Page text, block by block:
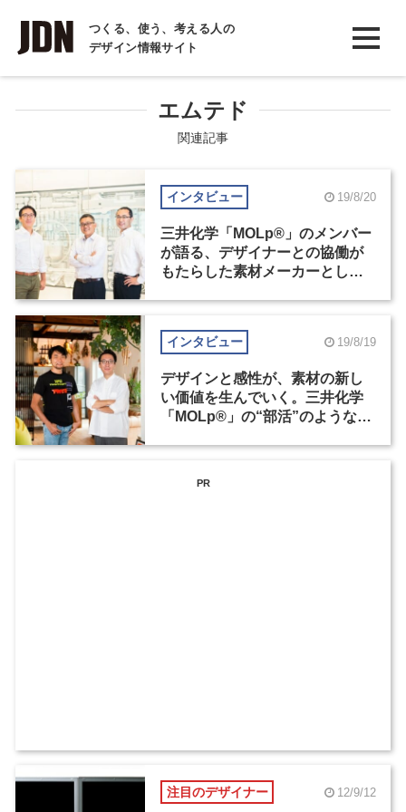
つくる、使う、考える人の
デザイン情報サイト
INTERVIEW
インタビュー
コラム
エムテド
関連記事
インタビュー 19/8/20
三井化学「MOLp®」のメンバー
が語る、デザイナーとの協働が
もたらした素材メーカーとして
インタビュー 19/8/19
デザインと感性が、素材の新し
い価値を生んでいく。三井化学
「MOLp®」の“部活”のような実
PR
注目のデザイナー 12/9/12